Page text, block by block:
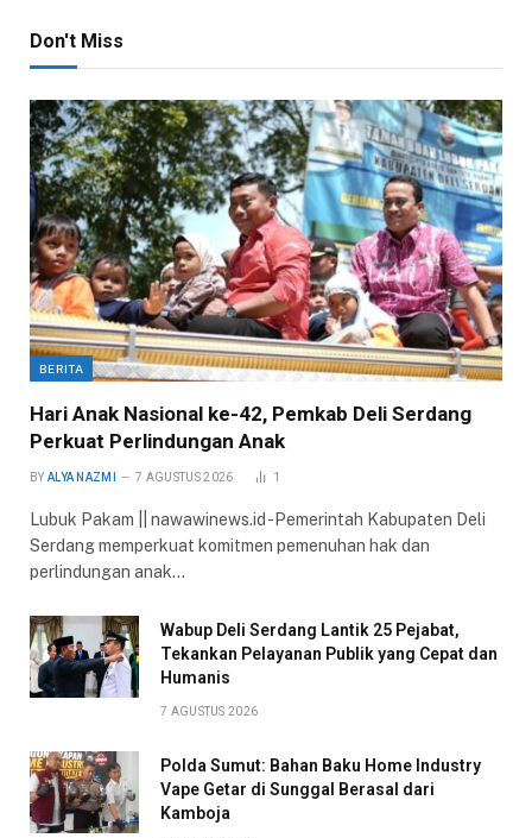
Don't Miss
BERITA
Hari Anak Nasional ke-42, Pemkab Deli Serdang
Perkuat Perlindungan Anak
BY ALYA NAZMI 7 AGUSTUS 2026 1
Lubuk Pakam || nawawinews.id -Pemerintah Kabupaten Deli
Serdang memperkuat komitmen pemenuhan hak dan
perlindungan anak…
Wabup Deli Serdang Lantik 25 Pejabat,
Tekankan Pelayanan Publik yang Cepat dan
Humanis
7 AGUSTUS 2026
Polda Sumut: Bahan Baku Home Industry
Vape Getar di Sunggal Berasal dari
Kamboja